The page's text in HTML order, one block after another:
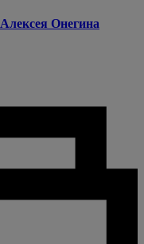
Алексея Онегина